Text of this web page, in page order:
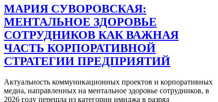
МАРИЯ СУВОРОВСКАЯ:
МЕНТАЛЬНОЕ ЗДОРОВЬЕ
СОТРУДНИКОВ КАК ВАЖНАЯ
ЧАСТЬ КОРПОРАТИВНОЙ
СТРАТЕГИИ ПРЕДПРИЯТИЙ
Актуальность коммуникационных проектов и корпоративных
медиа, направленных на ментальное здоровье сотрудников, в
2026 году перешла из категории имиджа в разряд